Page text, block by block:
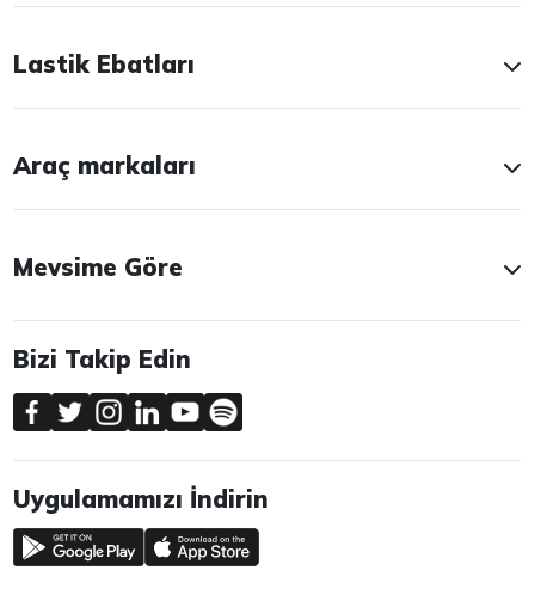
Lastik Ebatları
Araç markaları
Mevsime Göre
Bizi Takip Edin
Uygulamamızı İndirin